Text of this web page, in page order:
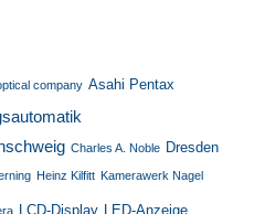
company Asahi Pentax
Charles A. Noble Dresden
Heinz Kilfitt Kamerawerk Nagel
LCD-Display LED-Anzeige